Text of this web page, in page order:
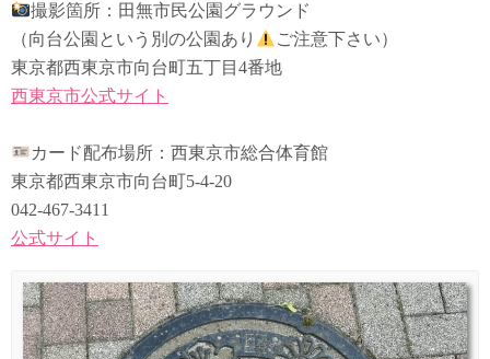
撮影箇所：田無市民公園グラウンド
（向台公園という別の公園あり
ご注意下さい）
東京都西東京市向台町五丁目4番地
西東京市公式サイト
カード配布場所：西東京市総合体育館
東京都西東京市向台町5-4-20
042-467-3411
公式サイト